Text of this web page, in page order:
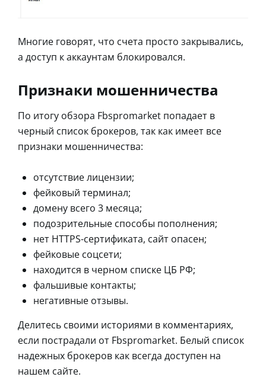
Многие говорят, что счета просто закрывались,
а доступ к аккаунтам блокировался.
Признаки мошенничества
По итогу обзора Fbspromarket попадает в
черный список брокеров, так как имеет все
признаки мошенничества:
отсутствие лицензии;
фейковый терминал;
домену всего 3 месяца;
подозрительные способы пополнения;
нет HTTPS-сертификата, сайт опасен;
фейковые соцсети;
находится в черном списке ЦБ РФ;
фальшивые контакты;
негативные отзывы.
Делитесь своими историями в комментариях,
если пострадали от Fbspromarket. Белый список
надежных брокеров как всегда доступен на
нашем сайте.